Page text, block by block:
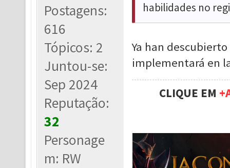
Postagens:
616
Tópicos: 2
Juntou-se:
Sep 2024
Reputação:
32
Personage
m: RW
habilidades no
Ya han
implementará en
CLIQUE EM